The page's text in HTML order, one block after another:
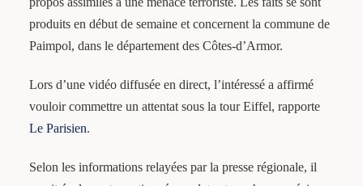
produits en début de semaine et concernent la commune de
Paimpol, dans le département des Côtes-d’Armor.
Lors d’une vidéo diffusée en direct, l’intéressé a affirmé
vouloir commettre un attentat sous la tour Eiffel, rapporte
Le Parisien.
Selon les informations relayées par la presse régionale, il